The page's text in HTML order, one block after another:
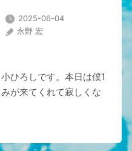
2025-06-04
永野 宏
ひろしです。本日は僕1
が来てくれて寂しくな